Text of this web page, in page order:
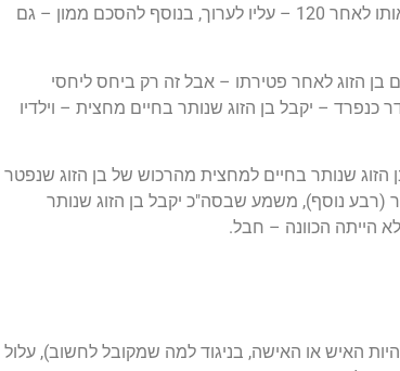
ליצור הפרדה רכושית, על מנת שילדיו הקודמים של כל אחד מבני הזוג יירשו אותו לאחר 120 – עליו לערוך, בנוסף להסכם ממון – גם
בן הזוג לאחר פטירתו – אבל זה רק ביחס ליחסי
– יקבל בן הזוג שנותר בחיים מחצית – וילדיו
שנותר בחיים למחצית מהרכוש של בן הזוג שנפטר
(רבע נוסף), משמע שבסה"כ יקבל בן הזוג שנותר
האיש או האישה, בניגוד למה שמקובל לחשוב), עלול